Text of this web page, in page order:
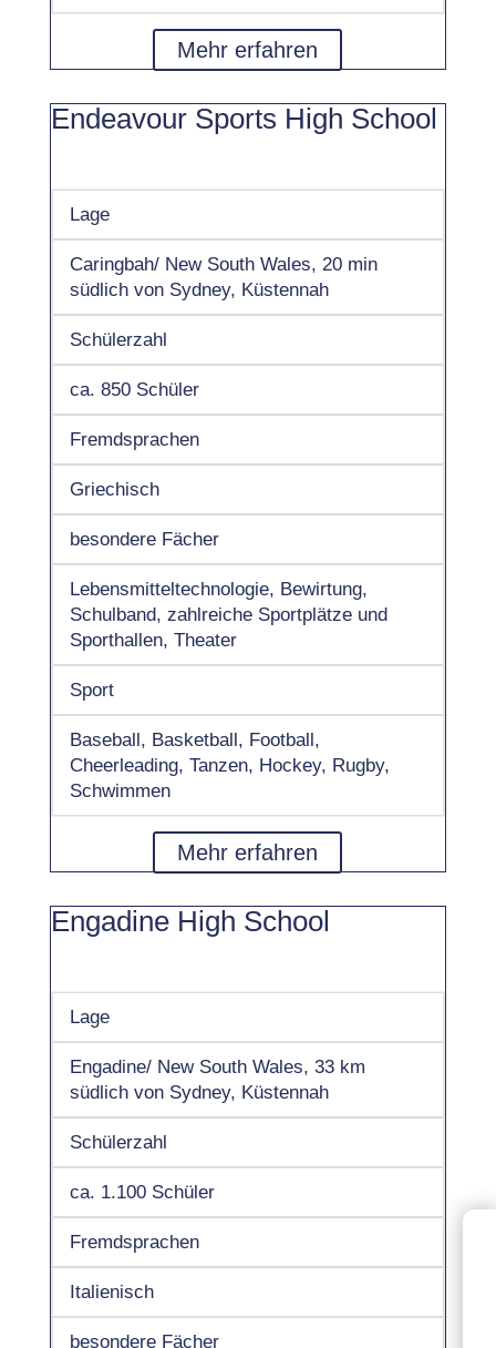
Mehr erfahren
Endeavour Sports High School
Lage
Caringbah/ New South Wales, 20 min
südlich von Sydney, Küstennah
Schülerzahl
ca. 850 Schüler
Fremdsprachen
Griechisch
besondere Fächer
Lebensmitteltechnologie, Bewirtung,
Schulband, zahlreiche Sportplätze und
Sporthallen, Theater
Sport
Baseball, Basketball, Football,
Cheerleading, Tanzen, Hockey, Rugby,
Schwimmen
Mehr erfahren
Engadine High School
Lage
Engadine/ New South Wales, 33 km
südlich von Sydney, Küstennah
Schülerzahl
ca. 1.100 Schüler
Fremdsprachen
Italienisch
besondere Fächer